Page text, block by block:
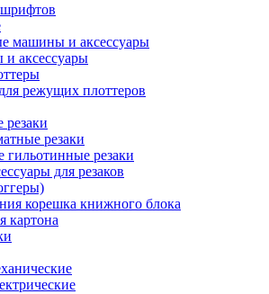
машины и аксессуары
аксессуары
режущих плоттеров
резаки
резаки
гильотинные резаки
для резаков
корешка книжного блока
картона